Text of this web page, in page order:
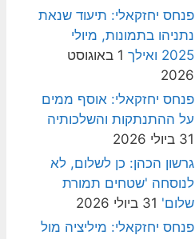
פנחס יחזקאלי: תיעוד שנאת
נתניהו בתמונות, מיולי
2025 ואילך
1 באוגוסט
2026
פנחס יחזקאלי: אוסף ממים
על ההתנתקות והשלכותיה
31 ביולי 2026
גרשון הכהן: כן לשלום, לא
לנוסחה 'שטחים תמורת
שלום' 31 ביולי 2026
פנחס יחזקאלי: מיליציה מול